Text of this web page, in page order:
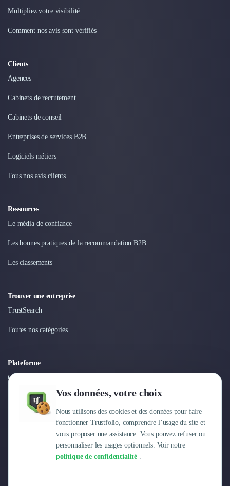
Vos données, votre choix
Nous utilisons des cookies et des données pour faire
fonctionner Trustfolio, comprendre l’usage du site et
vous proposer une assistance. Vous pouvez refuser ou
personnaliser les usages optionnels. Voir notre
politique de confidentialité .
Multipliez votre visibilité
Comment nos avis sont vérifiés
Clients
Agences
Cabinets de recrutement
Cabinets de conseil
Entreprises de services B2B
Logiciels métiers
Tous nos avis clients
Ressources
Le média de confiance
Les bonnes pratiques de la recommandation B2B
Les classements
Trouver une entreprise
TrustSearch
Toutes nos catégories
Plateforme
Connexion
Tarifs
Centre d'aide
Entreprise
Pourquoi Trustfolio ?
Offres d'emploi